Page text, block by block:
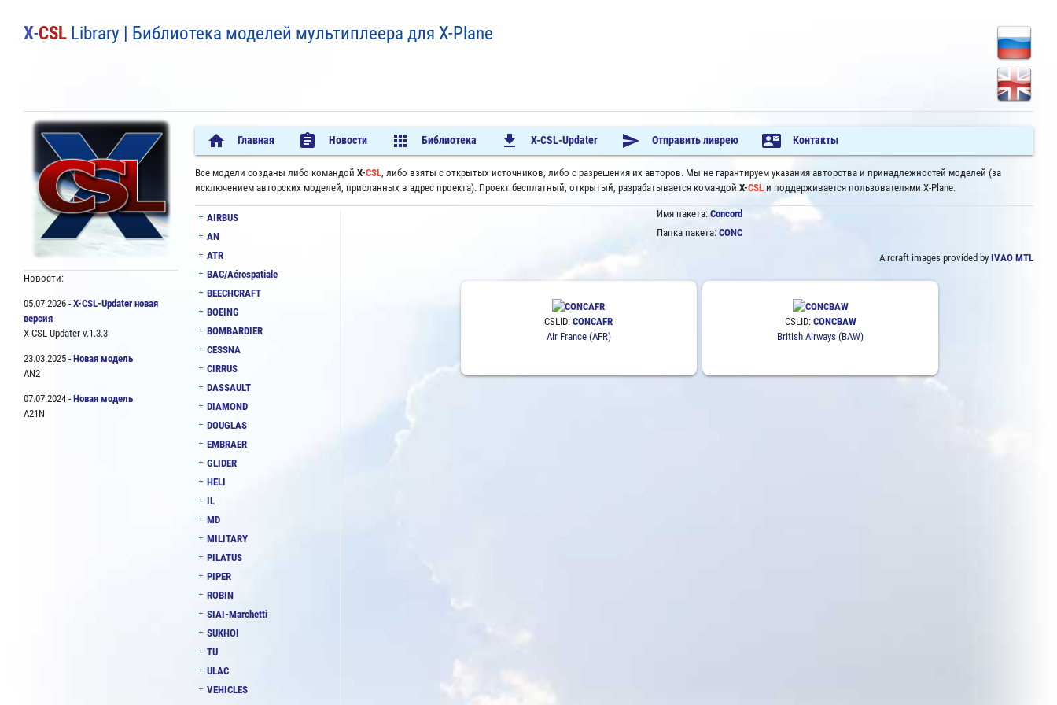
X-CSL Library | Библиотека моделей мультиплеера для X-Plane
Новости:
05.07.2026 -X-CSL-Updater новая
версия
X-CSL-Updater v.1.3.3
23.03.2025 -Новая модель
AN2
07.07.2024 -Новая модель
A21N
home Главная assignment Новости apps Библиотека file_download X-CSL-Updater send Отправить ливрею contact_mail Контакты
Все модели созданы либо командой X-CSL, либо взяты с открытых источников, либо с разрешения их авторов. Мы не гарантируем указания авторства и принадлежностей моделей (за
исключением авторских моделей, присланных в адрес проекта). Проект бесплатный, открытый, разрабатывается командой X-CSLи поддерживается пользователями X-Plane.
AIRBUS
AN
ATR
BAC/Aérospatiale
BEECHCRAFT
BOEING
BOMBARDIER
CESSNA
CIRRUS
DASSAULT
DIAMOND
DOUGLAS
EMBRAER
GLIDER
HELI
IL
MD
MILITARY
PILATUS
PIPER
ROBIN
SIAI-Marchetti
SUKHOI
TU
ULAC
VEHICLES
Имя пакета: Concord
Папка пакета: CONC
Aircraft images provided by IVAO MTL
CSLID:CONCAFR
Air France (AFR)
CSLID: CONCBAW
British Airways (BAW)